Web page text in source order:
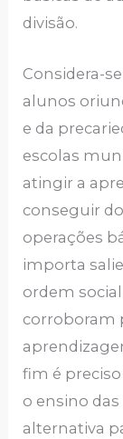
divisão.
Considera-
alunos
e da
escolas
atingir a
conseguir
operações
importa
ordem
corroboram
fim é
o ensino
alternativa